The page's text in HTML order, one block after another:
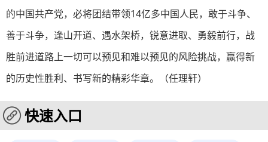
的中国共产党，必将团结带领14亿多中国人民，敢于斗争、
善于斗争，逢山开道、遇水架桥，锐意进取、勇毅前行，战
胜前进道路上一切可以预见和难以预见的风险挑战，赢得新
的历史性胜利、书写新的精彩华章。（任理轩）
快速入口